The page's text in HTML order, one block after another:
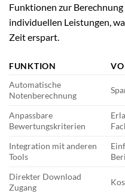
Funktionen zur
individuellen Leistungen,
Zeit erspart.
FUNKTION
Automatische
Notenberechnung
Anpassbare
Bewertungskriterien
Integration mit anderen
Tools
Direkter Download
Zugang